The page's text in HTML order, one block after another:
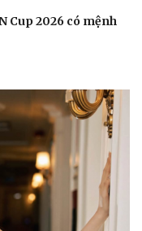
Cup 2026 có mệnh